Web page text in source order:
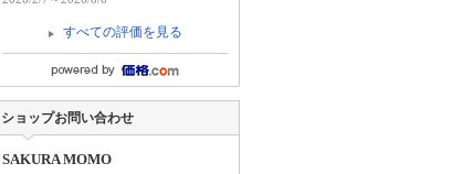
すべての評価を見る
ショップお問い合わせ
SAKURA MOMO